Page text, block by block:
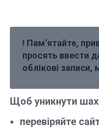
! Пам’ятайте,
просять ввести
облікові записи,
Щоб уникнути
перевіряйте